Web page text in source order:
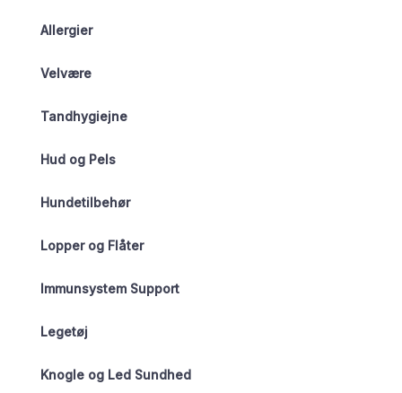
Allergier
Velvære
Tandhygiejne
Hud og Pels
Hundetilbehør
Lopper og Flåter
Immunsystem Support
Legetøj
Knogle og Led Sundhed